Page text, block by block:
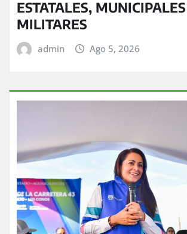
ESTATALES,
MILITARES
admin Ago 5, 2026